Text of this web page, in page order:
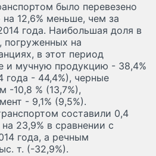
было перевезено
на 12,6% меньше, чем за
года. Наибольшая доля в
погруженных на
в этот период
и мучную продукцию - 38,4%
года - 44,4%), черные
-10,8 % (13,7%),
- 9,1% (9,5%).
составили 0,4
23,9% в сравнении с
года, а речным
т. (-32,9%).